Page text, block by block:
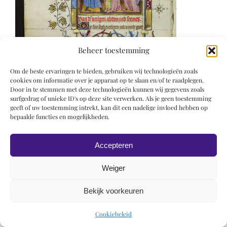
Beheer toestemming
Om de beste ervaringen te bieden, gebruiken wij technologieën zoals
cookies om informatie over je apparaat op te slaan en/of te raadplegen.
Door in te stemmen met deze technologieën kunnen wij gegevens zoals
surfgedrag of unieke ID's op deze site verwerken. Als je geen toestemming
geeft of uw toestemming intrekt, kan dit een nadelige invloed hebben op
bepaalde functies en mogelijkheden.
Accepteren
Weiger
Bekijk voorkeuren
Cookiebeleid